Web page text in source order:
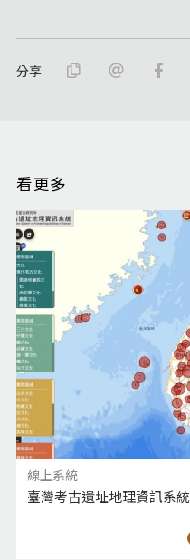
分享
看更多
線上系統
臺灣考古遺址地理資訊系統